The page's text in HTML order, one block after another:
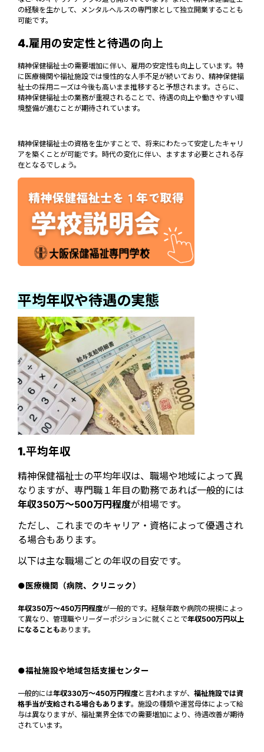
の経験を生かして、メンタルヘルスの専門家として独立開業することも
可能です。
4.雇用の安定性と待遇の向上
精神保健福祉士の需要増加に伴い、雇用の安定性も向上しています。特
に医療機関や福祉施設では慢性的な人手不足が続いており、精神保健福
祉士の採用ニーズは今後も高いまま推移すると予想されます。さらに、
精神保健福祉士の業務が重視されることで、待遇の向上や働きやすい環
境整備が進むことが期待されています。
精神保健福祉士の資格を生かすことで、将来にわたって安定したキャリ
アを築くことが可能です。時代の変化に伴い、ますます必要とされる存
在となるでしょう。
平均年収や待遇の実態
1.平均年収
精神保健福祉士の平均年収は、職場や地域によって異
なりますが、専門職１年目の勤務であれば一般的には
年収350万〜500万円程度が相場です。
ただし、これまでのキャリア・資格によって優遇され
る場合もあります。
以下は主な職場ごとの年収の目安です。
●医療機関（病院、クリニック）
年収350万〜450万円程度が一般的です。経験年数や病院の規模によっ
て異なり、管理職やリーダーポジションに就くことで年収500万円以上
になることもあります。
●福祉施設や地域包括支援センター
一般的には年収330万〜450万円程度と言われますが、 福祉施設では資
格手当が支給される場合もあります。施設の種類や運営母体によって給
与は異なりますが、福祉業界全体での需要増加により、待遇改善が期待
されています。